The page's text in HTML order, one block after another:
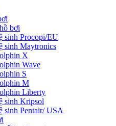
bơi
sinh Procopi/EU
sinh Maytronics
X
Wave
S
M
Liberty
sinh Kripsol
sinh Pentair/ USA